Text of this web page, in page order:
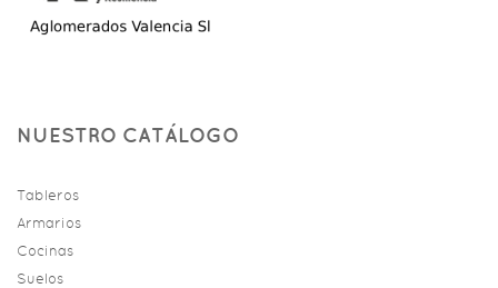
NUESTRO CATÁLOGO
Tableros
Armarios
Cocinas
Suelos